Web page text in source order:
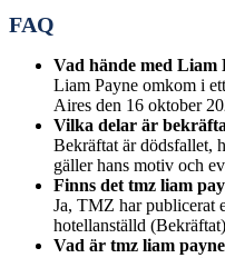
FAQ
Vad hände med Liam
Liam Payne omkom i
Aires den 16 oktober
Vilka delar är
Bekräftat är dödsfallet,
gäller hans motiv och
Finns det tmz liam
Ja, TMZ har publicerat
hotellanställd
Vad är tmz liam